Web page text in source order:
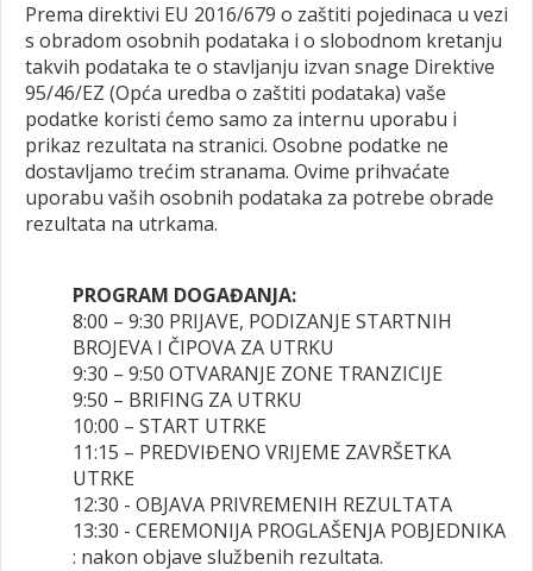
Prema direktivi EU 2016/679 o zaštiti pojedinaca u vezi
s obradom osobnih podataka i o slobodnom kretanju
takvih podataka te o stavljanju izvan snage Direktive
95/46/EZ (Opća uredba o zaštiti podataka) vaše
podatke koristi ćemo samo za internu uporabu i
prikaz rezultata na stranici. Osobne podatke ne
dostavljamo trećim stranama. Ovime prihvaćate
uporabu vaših osobnih podataka za potrebe obrade
rezultata na utrkama.
PROGRAM DOGAĐANJA:
8:00 – 9:30 PRIJAVE, PODIZANJE STARTNIH
BROJEVA I ČIPOVA ZA UTRKU
9:30 – 9:50 OTVARANJE ZONE TRANZICIJE
9:50 – BRIFING ZA UTRKU
10:00 – START UTRKE
11:15 – PREDVIĐENO VRIJEME ZAVRŠETKA
UTRKE
12:30 - OBJAVA PRIVREMENIH REZULTATA
13:30 - CEREMONIJA PROGLAŠENJA POBJEDNIKA
: nakon objave službenih rezultata.